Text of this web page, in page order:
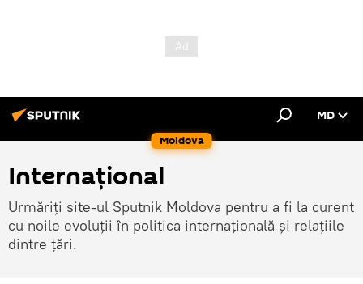
Moldova
MD
Internațional
Urmăriți site-ul Sputnik Moldova pentru a fi la curent
cu noile evoluții în politica internațională și relațiile
dintre țări.